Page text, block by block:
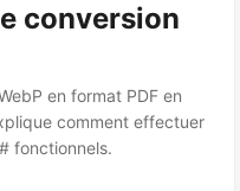
conversion
en format PDF en
comment effectuer
fonctionnels.